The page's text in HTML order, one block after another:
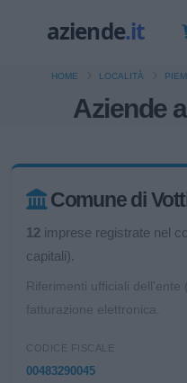
Aziende
HOME LOCALITÀ
Comune di
12 imprese registrate nel
capitali).
Riferimenti ufficiali dell'ente
fatturazione elettronica.
CODICE FISCALE
00483290045